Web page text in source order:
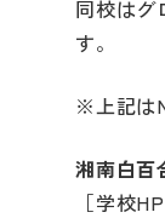
同校はグ
す。
※上記は
湘南白百
［学校HP